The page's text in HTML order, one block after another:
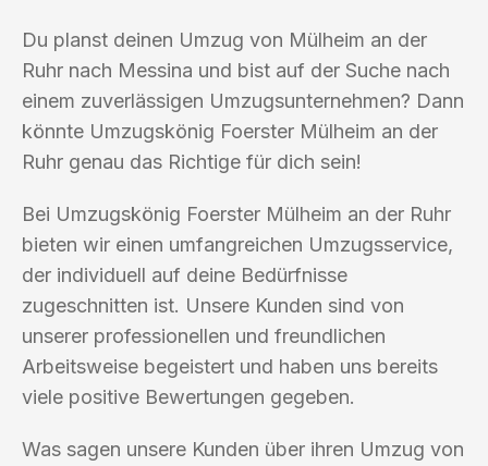
Du planst deinen Umzug von Mülheim an der
Ruhr nach Messina und bist auf der Suche nach
einem zuverlässigen Umzugsunternehmen? Dann
könnte Umzugskönig Foerster Mülheim an der
Ruhr genau das Richtige für dich sein!
Bei Umzugskönig Foerster Mülheim an der Ruhr
bieten wir einen umfangreichen Umzugsservice,
der individuell auf deine Bedürfnisse
zugeschnitten ist. Unsere Kunden sind von
unserer professionellen und freundlichen
Arbeitsweise begeistert und haben uns bereits
viele positive Bewertungen gegeben.
Was sagen unsere Kunden über ihren Umzug von